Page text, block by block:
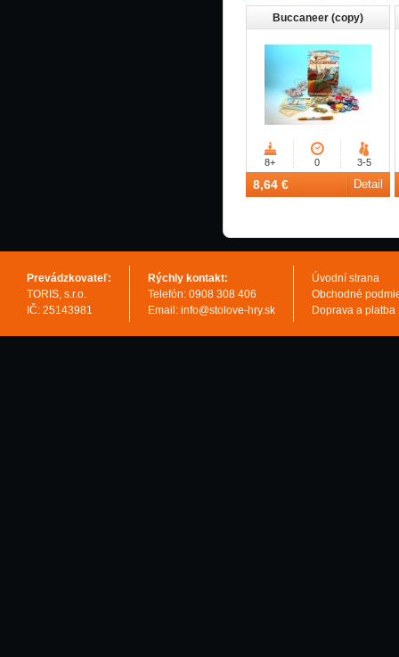
Buccaneer (copy)
8+ 0 3-5
8,64 € Detail
Prevádzkovateľ:
TORIS, s.r.o.
IČ: 25143981
Rýchly kontakt:
Telefón: 0908 308 406
Email: info@stolove-hry.sk
Úvodní strana
Obchodné
Doprava a platba